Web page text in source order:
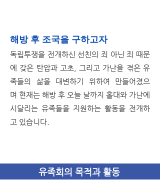
해방 후 조국을 구하고자
독립투쟁을 전개하신 선친의 죄 아닌 죄 때문
에 갖은 탄압과 고초, 그리고 가난을 겪은유
족들의 삶을 대변하기 위하여 만들어졌으
며 현재는 해방 후 오늘 날까지 홀대와 가난에
시달리는 유족들을 지원하는 활동을 전개하
고 있습니다.
유족회의 목적과 활동